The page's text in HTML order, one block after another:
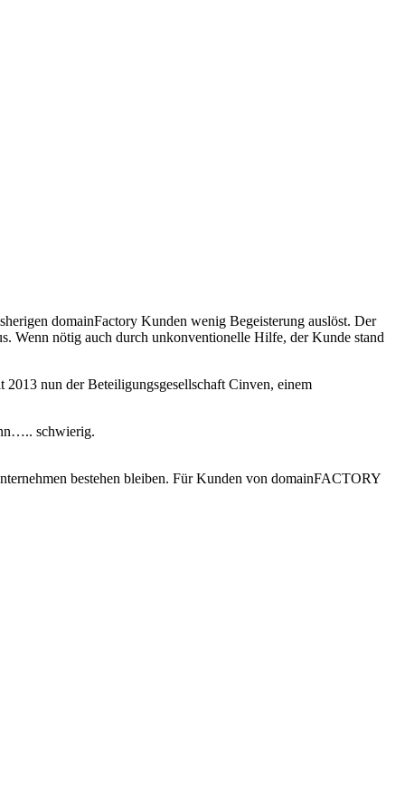
domainFactory Kunden wenig Begeisterung auslöst. Der
Wenn nötig auch durch unkonventionelle Hilfe, der Kunde stand
nun der Beteiligungsgesellschaft Cinven, einem
schwierig.
bestehen bleiben. Für Kunden von domainFACTORY